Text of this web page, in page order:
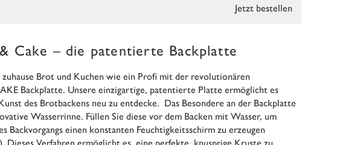
Jetzt bestellen
Cake – die patentierte Backplatte
zuhause Brot und Kuchen wie ein Profi mit der revolutionären
Backplatte. Unsere einzigartige, patentierte Platte ermöglicht es
des Brotbackens neu zu entdecke. Das Besondere an der Backplatte
Wasserrinne. Füllen Sie diese vor dem Backen mit Wasser, um
Backvorgangs einen konstanten Feuchtigkeitsschirm zu erzeugen